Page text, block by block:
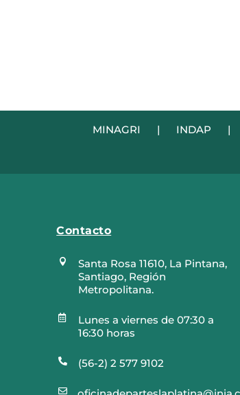
MINAGRI | INDAP |
Contacto

Santa Rosa 11610, La Pintana,
Santiago, Región
Metropolitana.

Lunes a viernes de 07:30 a
16:30 horas
 (56-2) 2 577 9102
